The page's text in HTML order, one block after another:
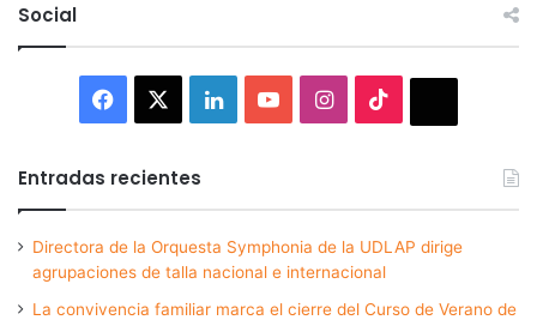
Social
Facebook LinkedInYouTubeInstagram
Entradas recientes
Directora de la Orquesta Symphonia de la UDLAP dirige
agrupaciones de talla nacional e internacional
La convivencia familiar marca el cierre del Curso de Verano de